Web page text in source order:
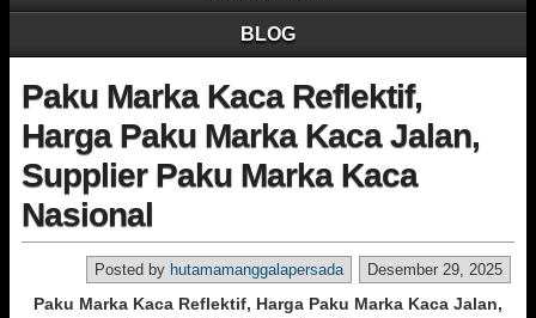
BLOG
Paku Marka Kaca Reflektif,
Harga Paku Marka Kaca Jalan,
Supplier Paku Marka Kaca
Nasional
Desember 29, 2025
Posted by hutamamanggalapersada
Paku Marka Kaca Reflektif, Harga Paku Marka Kaca Jalan,